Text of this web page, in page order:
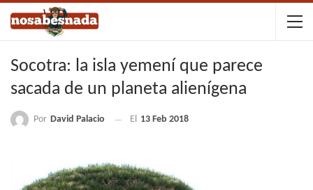
Socotra: la isla yemení que parece
sacada de un planeta alienígena
Por David Palacio El 13 Feb 2018